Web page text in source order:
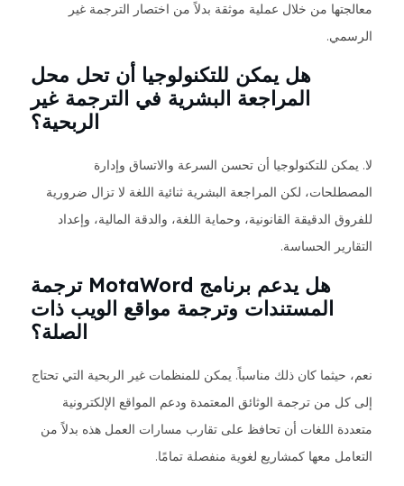
معالجتها من خلال عملية موثقة بدلاً من اختصار الترجمة غير
الرسمي.
هل يمكن للتكنولوجيا أن تحل محل
المراجعة البشرية في الترجمة غير
الربحية؟
لا. يمكن للتكنولوجيا أن تحسن السرعة والاتساق وإدارة
المصطلحات، لكن المراجعة البشرية ثنائية اللغة لا تزال ضرورية
للفروق الدقيقة القانونية، وحماية اللغة، والدقة المالية، وإعداد
التقارير الحساسة.
هل يدعم برنامج MotaWord ترجمة
المستندات وترجمة مواقع الويب ذات
الصلة؟
نعم، حيثما كان ذلك مناسباً. يمكن للمنظمات غير الربحية التي تحتاج
إلى كل من ترجمة الوثائق المعتمدة ودعم المواقع الإلكترونية
متعددة اللغات أن تحافظ على تقارب مسارات العمل هذه بدلاً من
التعامل معها كمشاريع لغوية منفصلة تمامًا.